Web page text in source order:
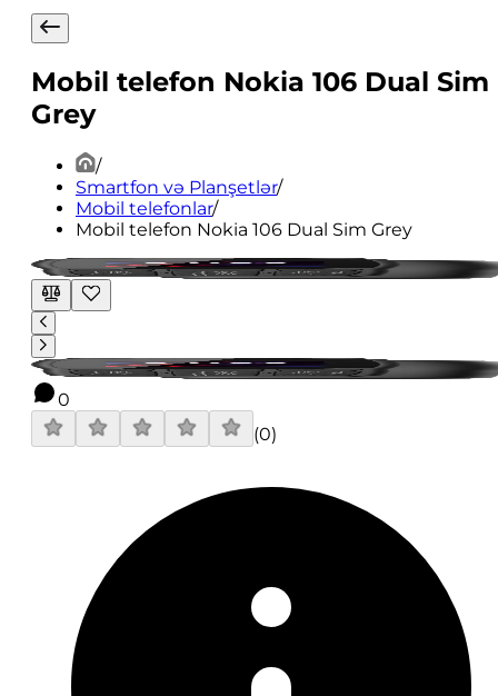
Mobil telefon Nokia 106 Dual Sim
Grey
/
Smartfon və Planşetlər/
Mobil telefonlar/
Mobil telefon Nokia 106 Dual Sim Grey
0
(0)